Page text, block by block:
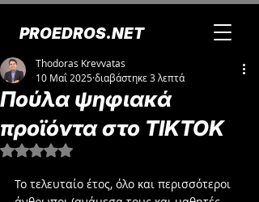
PROEDROS.NET
Πούλα ψηφιακά
προϊόντα στο ΤΙΚΤΟΚ
Thodoras Krevvatas
10 Μαΐ 2025διαβάστηκε 3 λεπτά
Βαθμολογήθηκε με NaN από 5 αστέρια.
Το τελευταίο έτος, όλο και περισσότεροι